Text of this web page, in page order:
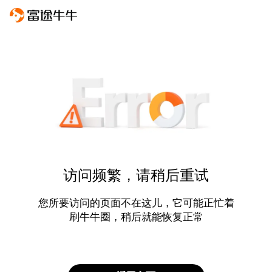
访问频繁，请稍后重试
您所要访问的页面不在这儿，它可能正忙着
刷牛牛圈，稍后就能恢复正常